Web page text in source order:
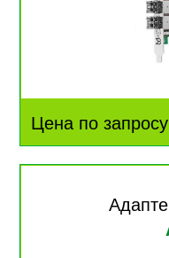
Цена по запросу